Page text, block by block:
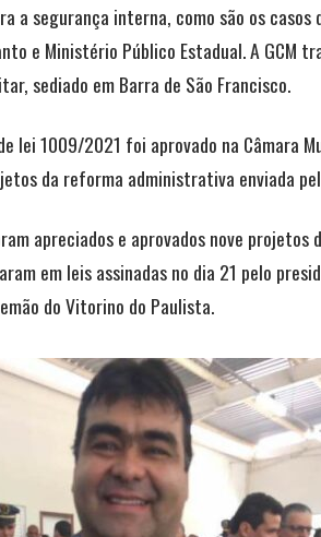
a segurança interna, como são os
e Ministério Público Estadual. A GCM
sediado em Barra de São Francisco.
lei 1009/2021 foi aprovado na Câmara
da reforma administrativa enviada
apreciados e aprovados nove
em leis assinadas no dia 21 pelo
do Vitorino do Paulista.